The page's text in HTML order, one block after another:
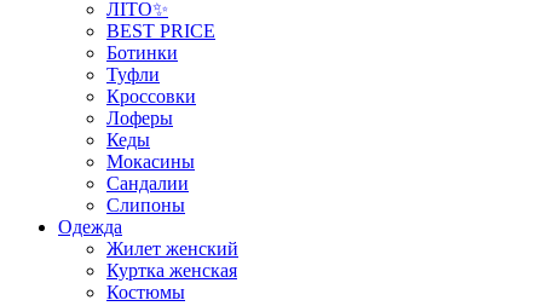
ЛІТО✨
BEST PRICE
Ботинки
Туфли
Кроссовки
Лоферы
Кеды
Мокасины
Сандалии
Слипоны
Одежда
Жилет женский
Куртка женская
Костюмы